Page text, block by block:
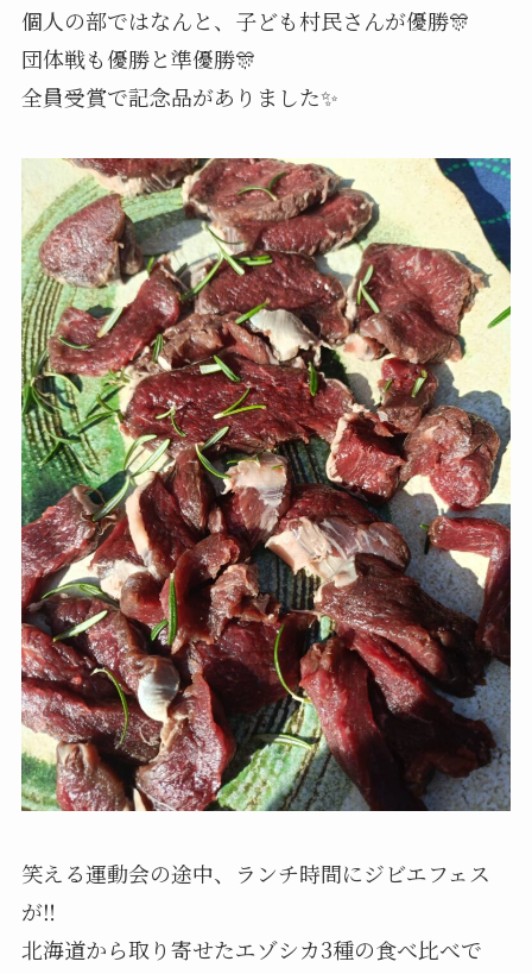
個人の部ではなんと、子ども村民さんが優勝🎊
団体戦も優勝と準優勝🎊
全員受賞で記念品がありました✨
笑える運動会の途中、ランチ時間にジビエフェス
が‼️
北海道から取り寄せたエゾシカ3種の食べ比べで